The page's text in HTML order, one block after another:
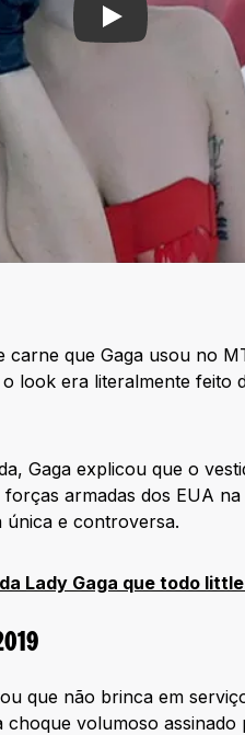
Play
que Gaga usou no
look era literalmente feito
Gaga explicou que o
forças armadas dos EUA
única e controversa.
Lady Gaga que todo
que não brinca em
volumoso